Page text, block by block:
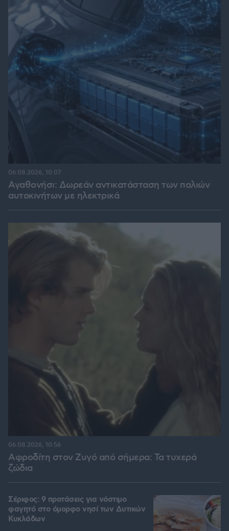
Αγαθονήσι: Δωρεάν αντικατάσταση των παλιών
αυτοκινήτων με ηλεκτρικά
06.08.2026, 10:07
Αφροδίτη στον Ζυγό από σήμερα: Τα τυχερά
ζώδια
06.08.2026, 10:56
Σέριφος: 9 προτάσεις για νόστιμο
φαγητό στο όμορφο νησί των Δυτικών
Κυκλάδων